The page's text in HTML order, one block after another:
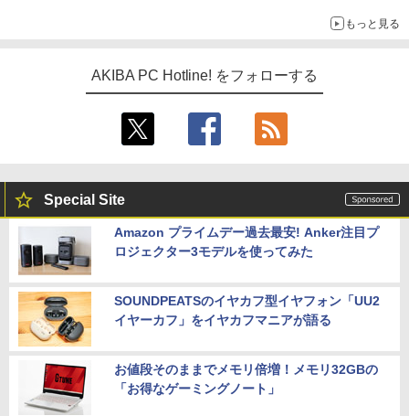
もっと見る
AKIBA PC Hotline! をフォローする
Special Site
Amazon プライムデー過去最安! Anker注目プ
ロジェクター3モデルを使ってみた
SOUNDPEATSのイヤカフ型イヤフォン「UU2
イヤーカフ」をイヤカフマニアが語る
お値段そのままでメモリ倍増！メモリ32GBの
「お得なゲーミングノート」